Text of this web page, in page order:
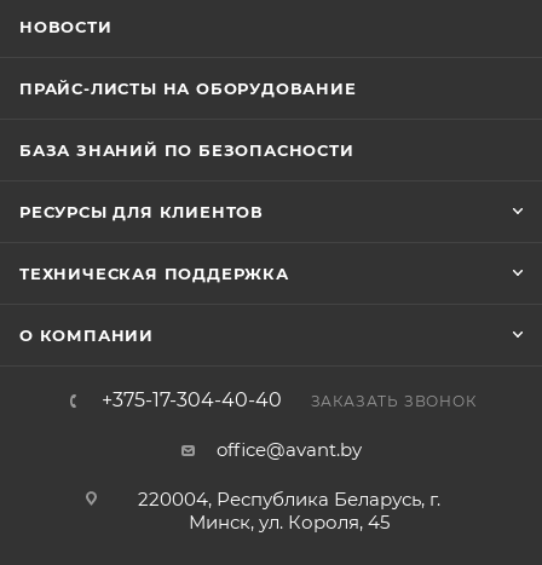
НОВОСТИ
ПРАЙС-ЛИСТЫ НА ОБОРУДОВАНИЕ
БАЗА ЗНАНИЙ ПО БЕЗОПАСНОСТИ
РЕСУРСЫ ДЛЯ КЛИЕНТОВ
ТЕХНИЧЕСКАЯ ПОДДЕРЖКА
О КОМПАНИИ
+375-17-304-40-40 ЗАКАЗАТЬ ЗВОНОК
office@avant.by
220004, Республика Беларусь, г.
Минск, ул. Короля, 45